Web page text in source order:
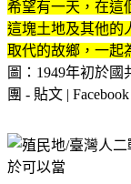
希望有一天，在這
這塊土地及其他的
取代的故鄉，一起
圖：1949年初於
團 - 貼文 |